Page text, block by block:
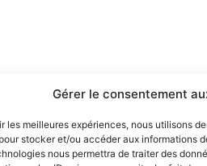
Gérer le consentement
les meilleures expériences, nous utilisons
stocker et/ou accéder aux informations
nous permettra de traiter des